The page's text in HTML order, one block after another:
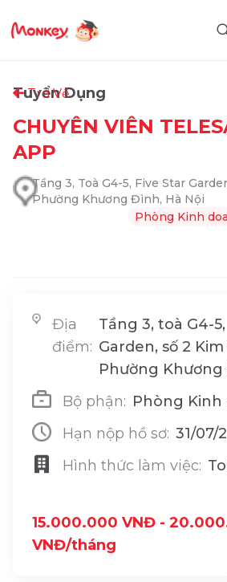
Trở Về
Tuyển Dụng
CHUYÊN VIÊN
APP
Tầng 3, Toà G4-5, Five Star
Phường Khương Đình, Hà Nội
Phòng Kinh
Địa
điểm:
Tầng 3, toà G4-
Garden, số 2 Kim
Phường Khương
Bộ phận: Phòng Kinh
Hạn nộp hồ sơ: 31/07/
Hình thức làm việc:
15.000.000 VNĐ -
VNĐ/tháng